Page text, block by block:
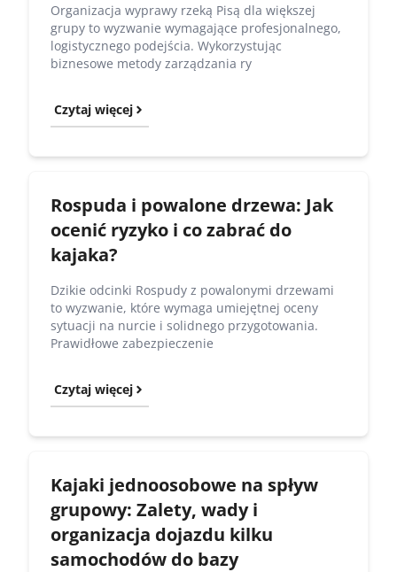
Organizacja wyprawy rzeką Pisą dla większej
grupy to wyzwanie wymagające profesjonalnego,
logistycznego podejścia. Wykorzystując
biznesowe metody zarządzania ry
Czytaj więcej
Rospuda i powalone drzewa: Jak
ocenić ryzyko i co zabrać do
kajaka?
Dzikie odcinki Rospudy z powalonymi drzewami
to wyzwanie, które wymaga umiejętnej oceny
sytuacji na nurcie i solidnego przygotowania.
Prawidłowe zabezpieczenie
Czytaj więcej
Kajaki jednoosobowe na spływ
grupowy: Zalety, wady i
organizacja dojazdu kilku
samochodów do bazy